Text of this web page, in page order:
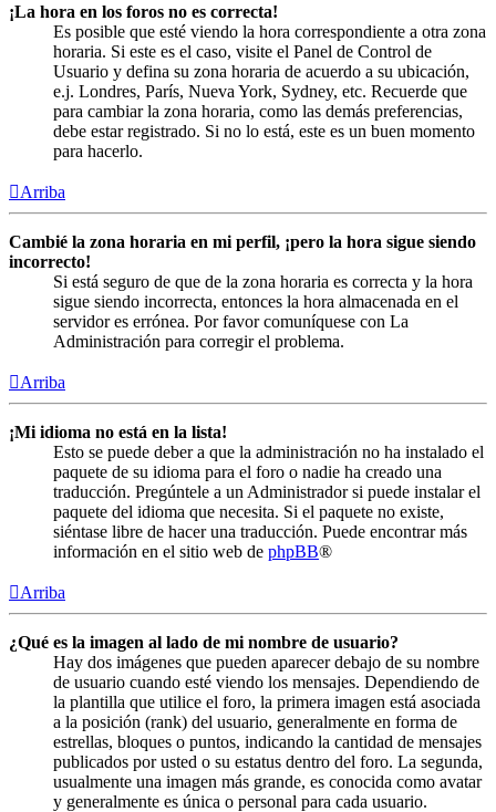
¡La hora en los foros no es correcta!
Es posible que esté viendo la hora correspondiente a otra zona
horaria. Si este es el caso, visite el Panel de Control de
Usuario y defina su zona horaria de acuerdo a su ubicación,
e.j. Londres, París, Nueva York, Sydney, etc. Recuerde que
para cambiar la zona horaria, como las demás preferencias,
debe estar registrado. Si no lo está, este es un buen momento
para hacerlo.
Arriba
Cambié la zona horaria en mi perfil, ¡pero la hora sigue siendo
incorrecto!
Si está seguro de que de la zona horaria es correcta y la hora
sigue siendo incorrecta, entonces la hora almacenada en el
servidor es errónea. Por favor comuníquese con La
Administración para corregir el problema.
Arriba
¡Mi idioma no está en la lista!
Esto se puede deber a que la administración no ha instalado el
paquete de su idioma para el foro o nadie ha creado una
traducción. Pregúntele a un Administrador si puede instalar el
paquete del idioma que necesita. Si el paquete no existe,
siéntase libre de hacer una traducción. Puede encontrar más
información en el sitio web de phpBB®
Arriba
¿Qué es la imagen al lado de mi nombre de usuario?
Hay dos imágenes que pueden aparecer debajo de su nombre
de usuario cuando esté viendo los mensajes. Dependiendo de
la plantilla que utilice el foro, la primera imagen está asociada
a la posición (rank) del usuario, generalmente en forma de
estrellas, bloques o puntos, indicando la cantidad de mensajes
publicados por usted o su estatus dentro del foro. La segunda,
usualmente una imagen más grande, es conocida como avatar
y generalmente es única o personal para cada usuario.